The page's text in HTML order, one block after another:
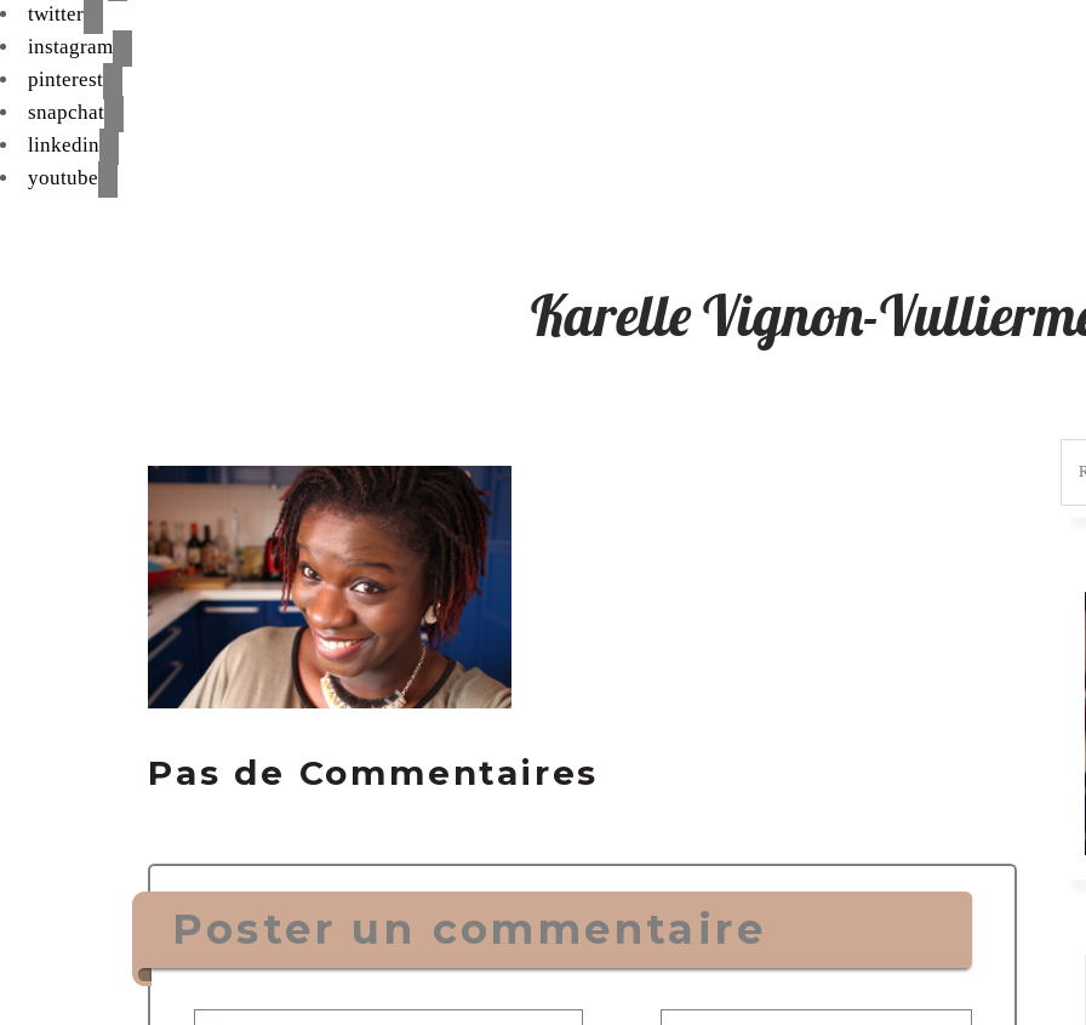
twitter
instagram
pinterest
snapchat
linkedin
youtube
Karelle Vignon-
Pas de Commentaires
Poster un commentaire